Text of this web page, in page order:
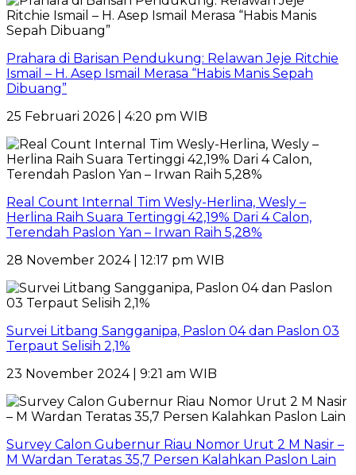
Prahara di Barisan Pendukung: Relawan Jeje Ritchie
Ismail – H. Asep Ismail Merasa “Habis Manis Sepah
Dibuang”
25 Februari 2026 | 4:20 pm WIB
Real Count Internal Tim Wesly-Herlina, Wesly –
Herlina Raih Suara Tertinggi 42,19% Dari 4 Calon,
Terendah Paslon Yan – Irwan Raih 5,28%
28 November 2024 | 12:17 pm WIB
Survei Litbang Sangganipa, Paslon 04 dan Paslon 03
Terpaut Selisih 2,1%
23 November 2024 | 9:21 am WIB
Survey Calon Gubernur Riau Nomor Urut 2 M Nasir –
M Wardan Teratas 35,7 Persen Kalahkan Paslon Lain